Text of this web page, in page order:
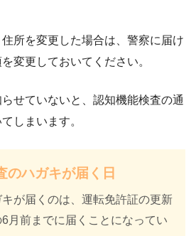
所を変更した場合は、警察に届け
変更しておいてください。
せていないと、認知機能検査の通
しまいます。
のハガキが届く日
が届くのは、運転免許証の更新
月前までに届くことになってい